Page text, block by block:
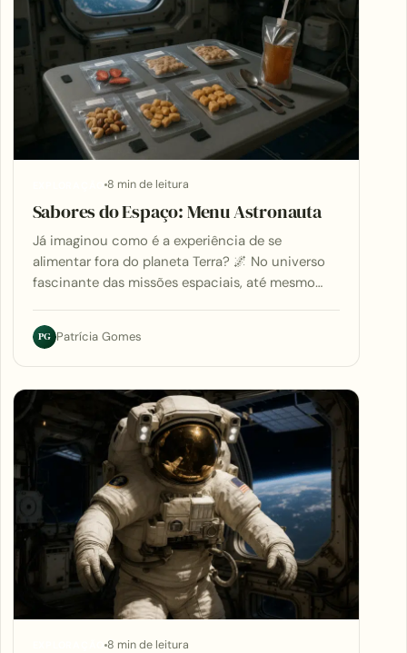
EXPLORAÇÃO 8 min de leitura
Sabores do Espaço: Menu Astronauta
Já imaginou como é a experiência de se
alimentar fora do planeta Terra? 🌌 No universo
fascinante das missões espaciais, até mesmo…
PG Patrícia Gomes
EXPLORAÇÃO 8 min de leitura